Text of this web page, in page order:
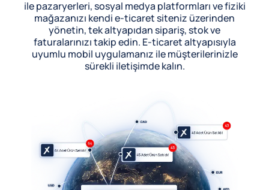
ile pazaryerleri, sosyal medya platformları ve fiziki
mağazanızı kendi e-ticaret siteniz üzerinden
yönetin, tek altyapıdan sipariş, stok ve
faturalarınızı takip edin. E-ticaret altyapısıyla
uyumlu mobil uygulamanız ile müşterilerinizle
sürekli iletişimde kalın.